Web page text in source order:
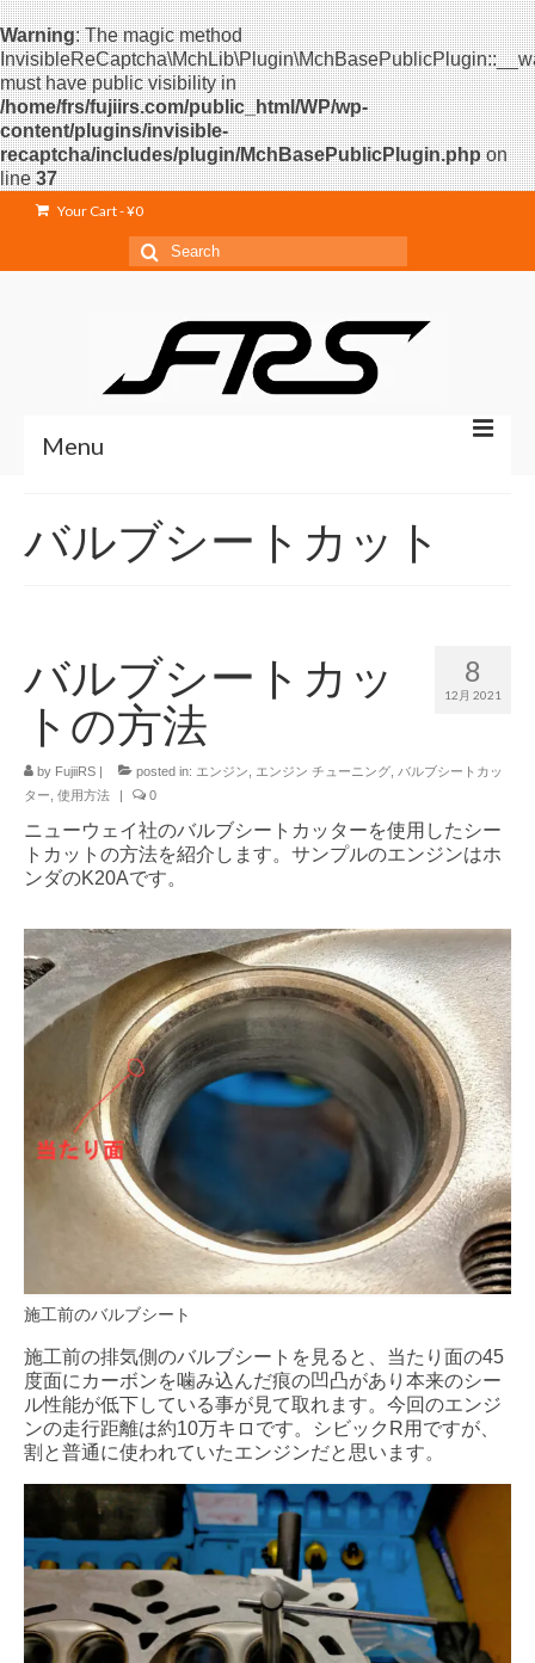
Warning: The magic method
must have public visibility in
/home/frs/fujiirs.com/public_html/WP/wp-
content/plugins/invisible-
recaptcha/includes/plugin/MchBasePublicPlugin.phpon
line37
Your Cart-¥0
Search
for:
Menu
Service
Shop
Blog
Contact Us
バルブシートカット
8
12月 2021
バルブシートカッ
トの方法
by FujiiRS | posted in: エンジン エンジン チューニング バルブシートカッ
ター 使用方法 | 0
ニューウェイ社のバルブシートカッターを使用したシー
トカットの方法を紹介します。サンプルのエンジンはホ
ンダのK20Aです。
施工前のバルブシート
施工前の排気側のバルブシートを見ると、当たり面の45
度面にカーボンを噛み込んだ痕の凹凸があり本来のシー
ル性能が低下している事が見て取れます。今回のエンジ
ンの走行距離は約10万キロです。シビックR用ですが、
割と普通に使われていたエンジンだと思います。